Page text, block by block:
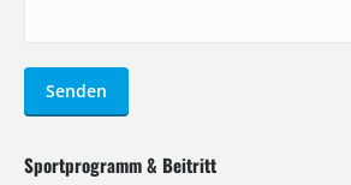
Senden
Sportprogramm & Beitritt